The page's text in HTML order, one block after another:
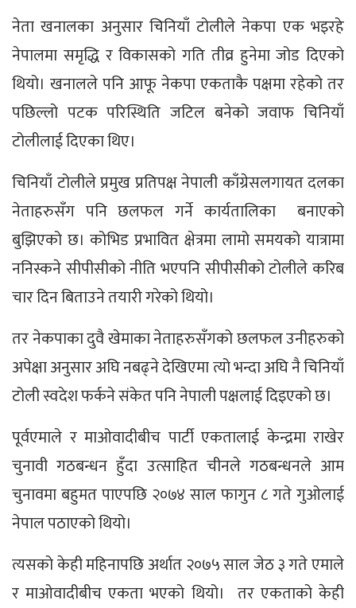
नेता खनालका अनुसार चिनियाँ टोलीले नेकपा एक भइरहे
नेपालमा समृद्धि र विकासको गति तीव्र हुनेमा जोड दिएको
थियो। खनालले पनि आफू नेकपा एकताकै पक्षमा रहेको तर
पछिल्लो पटक परिस्थिति जटिल बनेको जवाफ चिनियाँ
टोलीलाई दिएका थिए।
चिनियाँ टोलीले प्रमुख प्रतिपक्ष नेपाली काँग्रेसलगायत दलका
नेताहरुसँग पनि छलफल गर्ने कार्यतालिका बनाएको
बुझिएको छ। कोभिड प्रभावित क्षेत्रमा लामो समयको यात्रामा
ननिस्कने सीपीसीको नीति भएपनि सीपीसीको टोलीले करिब
चार दिन बिताउने तयारी गरेको थियो।
तर नेकपाका दुवै खेमाका नेताहरुसँगको छलफल उनीहरुको
अपेक्षा अनुसार अघि नबढ्ने देखिएमा त्यो भन्दा अघि नै चिनियाँ
टोली स्वदेश फर्कने संकेत पनि नेपाली पक्षलाई दिइएको छ।
पूर्वएमाले र माओवादीबीच पार्टी एकतालाई केन्द्रमा राखेर
चुनावी गठबन्धन हुँदा उत्साहित चीनले गठबन्धनले आम
चुनावमा बहुमत पाएपछि २०७४ साल फागुन ८ गते गुओलाई
नेपाल पठाएको थियो।
त्यसको केही महिनापछि अर्थात २०७५ साल जेठ ३ गते एमाले
र माओवादीबीच एकता भएको थियो। तर एकताको केही